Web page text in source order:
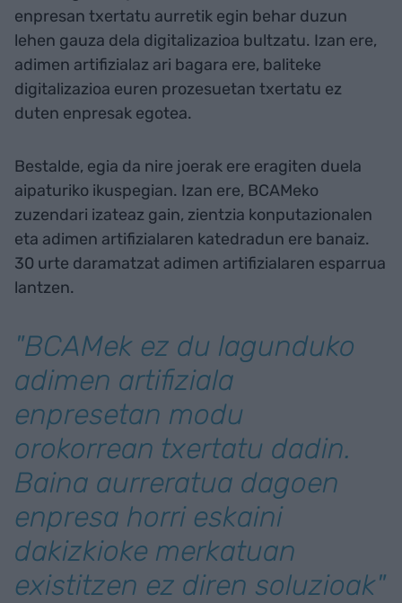
enpresan txertatu aurretik egin behar duzun
lehen gauza dela digitalizazioa bultzatu. Izan ere,
adimen artifizialaz ari bagara ere, baliteke
digitalizazioa euren prozesuetan txertatu ez
duten enpresak egotea.
Bestalde, egia da nire joerak ere eragiten duela
aipaturiko ikuspegian. Izan ere, BCAMeko
zuzendari izateaz gain, zientzia konputazionalen
eta adimen artifizialaren katedradun ere banaiz.
30 urte daramatzat adimen artifizialaren esparrua
lantzen.
"BCAMek ez du lagunduko
adimen artifiziala
enpresetan modu
orokorrean txertatu dadin.
Baina aurreratua dagoen
enpresa horri eskaini
dakizkioke merkatuan
existitzen ez diren soluzioak"